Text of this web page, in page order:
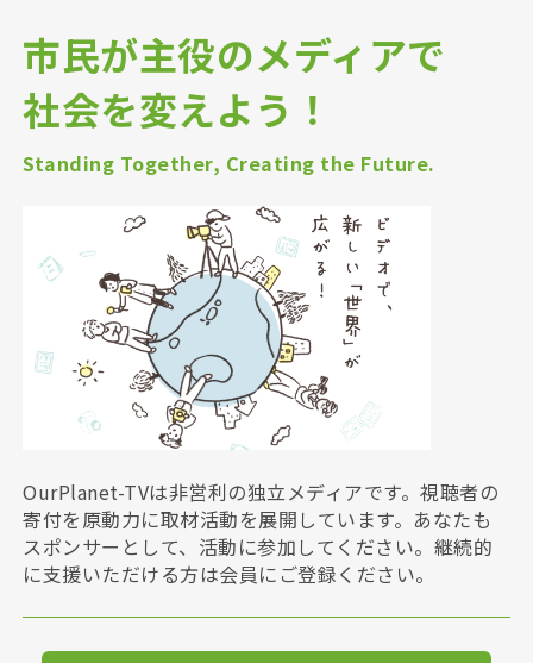
市民が主役のメディアで
社会を変えよう！
Standing Together, Creating the Future.
OurPlanet-TVは非営利の独立メディアです。視聴者の
寄付を原動力に取材活動を展開しています。あなたも
スポンサーとして、活動に参加してください。継続的
に支援いただける方は会員にご登録ください。